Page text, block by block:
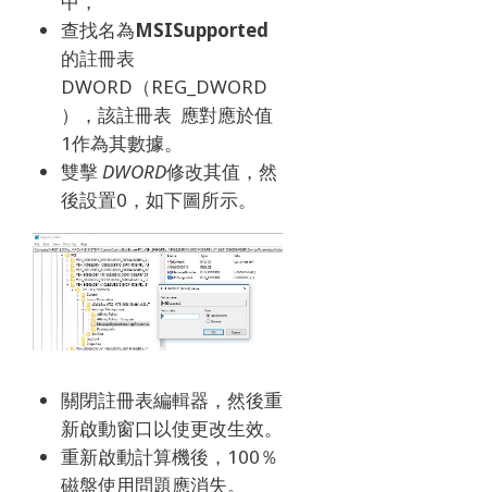
查找名為MSISupported
的註冊表
DWORD（REG_DWORD
），該註冊表 應對應於值
1作為其數據。
雙擊DWORD修改其值，然
後設置0，如下圖所示。
關閉註冊表編輯器，然後重
新啟動窗口以使更改生效。
重新啟動計算機後，100％
磁盤使用問題應消失。